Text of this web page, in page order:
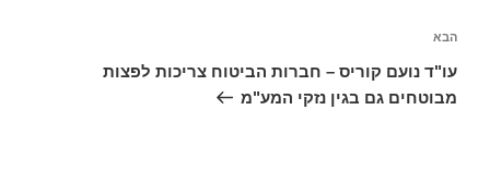
הפוסט
הבא
הבא
עו"ד נועם קוריס – חברות הביטוח צריכות לפצות
מבוטחים גם בגין נזקי המע"מ